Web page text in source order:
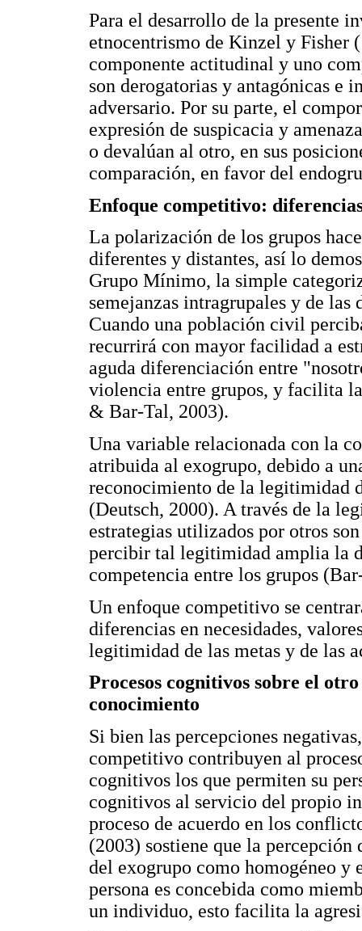
Para el desarrollo de la presente
etnocentrismo de Kinzel y Fisher
componente actitudinal y uno
son derogatorias y antagónicas e
adversario. Por su parte, el
expresión de suspicacia y
o devalúan al otro, en sus
comparación, en favor del
Enfoque competitivo:
La polarización de los grupos
diferentes y distantes, así lo
Grupo Mínimo, la simple
semejanzas intragrupales y de
Cuando una población civil
recurrirá con mayor facilidad a
aguda diferenciación entre
violencia entre grupos, y facilita
& Bar-Tal, 2003).
Una variable relacionada con la
atribuida al exogrupo, debido a
reconocimiento de la legitimidad
(Deutsch, 2000). A través de la
estrategias utilizados por otros
percibir tal legitimidad amplia la
competencia entre los grupos
Un enfoque competitivo se
diferencias en necesidades,
legitimidad de las metas y de las
Procesos cognitivos sobre el
conocimiento
Si bien las percepciones
competitivo contribuyen al
cognitivos los que permiten su
cognitivos al servicio del propio
proceso de acuerdo en los
(2003) sostiene que la percepción
del exogrupo como homogéneo y
persona es concebida como
un individuo, esto facilita la